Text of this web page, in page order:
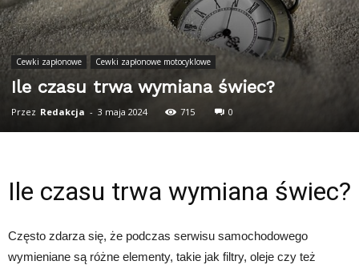
Cewki zapłonowe Cewki zapłonowe motocyklowe
Ile czasu trwa wymiana świec?
Przez Redakcja - 3 maja 2024 715 0
Ile czasu trwa wymiana świec?
Często zdarza się, że podczas serwisu samochodowego
wymieniane są różne elementy, takie jak filtry, oleje czy też